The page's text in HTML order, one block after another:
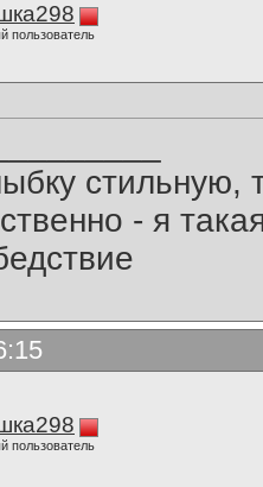
пользователь
стильную,
- я
пользователь